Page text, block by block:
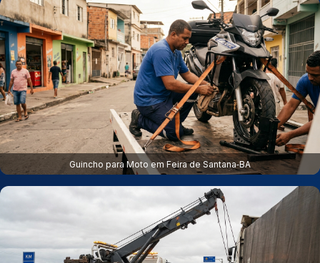
Guincho para Moto em Feira de Santana‑BA